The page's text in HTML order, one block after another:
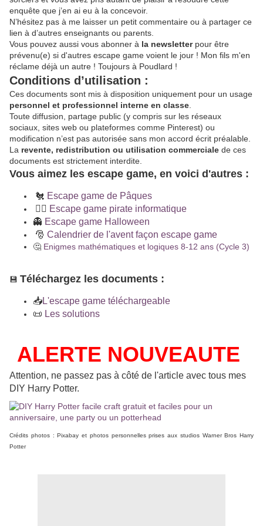
enquête que j’en ai eu à la concevoir.
N’hésitez pas à me laisser un petit commentaire ou à partager ce
lien à d’autres enseignants ou parents.
Vous pouvez aussi vous abonner à la newsletterpour être
prévenu(e) si d'autres escape game voient le jour ! Mon fils m'en
réclame déjà un autre ! Toujours à Poudlard !
Conditions d’utilisation :
Ces documents sont mis à disposition uniquement pour un usage
personnel et professionnel interne en classe
Toute diffusion, partage public (y compris sur les réseaux
sociaux, sites web ou plateformes comme Pinterest) ou
modification n’est pas autorisée sans mon accord écrit préalable.
La revente, redistribution ou utilisation commerciale de ces
documents est strictement interdite.
Vous aimez les escape game, en voici d'autres :
🐔 Escape game de Pâques
🕵️‍♂️ Escape game pirate informatique
👻 Escape game Halloween
🎅 Calendrier de l'avent façon escape game
🤔 Enigmes mathématiques et logiques 8-12 ans (Cycle 3)
💾 Téléchargez les documents :
📥L'escape game téléchargeable
📜 Les solutions
ALERTE NOUVEAUTE
Attention, ne passez pas à côté de l'article avec tous mes
DIY Harry Potter.
Crédits photos : Pixabay et photos personnelles prises aux studios Warner Bros Harry
Potter